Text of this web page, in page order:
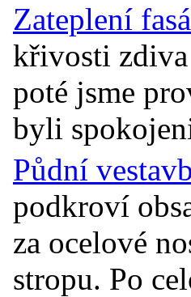
Zateplení
křivosti
poté jsme
byli
Půdní
podkroví
za ocelové
stropu. Po